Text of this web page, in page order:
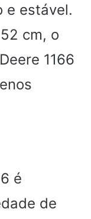
e estável.
cm, o
1166
é
de